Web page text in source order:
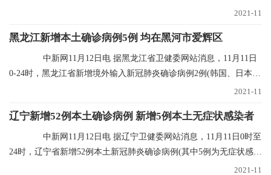
2021-11
黑龙江新增本土确诊病例5例 均在黑河市爱辉区
中新网11月12日电 据黑龙江省卫健委网站消息，11月11日
0-24时，黑龙江省新增境外输入新冠肺炎确诊病例2例(韩国、日本输
2021-11
辽宁新增52例本土确诊病例 新增5例本土无症状感染者
中新网11月12日电 据辽宁卫健委网站消息，11月11日0时至
24时，辽宁省新增52例本土新冠肺炎确诊病例(其中5例为无症状感染
2021-11